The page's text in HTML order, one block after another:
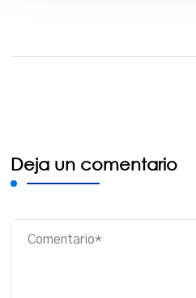
Deja un comentario